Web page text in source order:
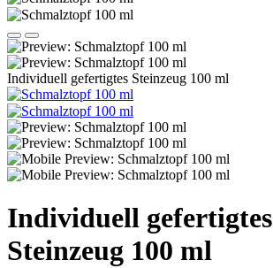
Individuell gefertigtes Steinzeug 100 ml
Individuell gefertigtes
Steinzeug 100 ml